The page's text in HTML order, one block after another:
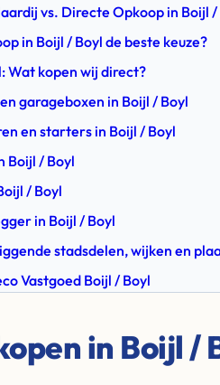
vs. Directe Opkoop in Boijl /
in Boijl / Boyl de beste keuze?
Wat kopen wij direct?
garageboxen in Boijl / Boyl
en starters in Boijl / Boyl
Boijl / Boyl
/ Boyl
in Boijl / Boyl
stadsdelen, wijken en
Vastgoed Boijl / Boyl
in Boijl /